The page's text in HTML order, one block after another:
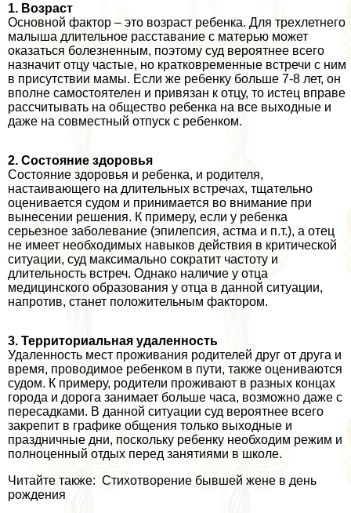
1. Возраст
Основной фактор – это возраст ребенка. Для трехлетнего
малыша длительное расставание с матерью может
оказаться болезненным, поэтому суд вероятнее всего
назначит отцу частые, но кратковременные встречи с ним
в присутствии мамы. Если же ребенку больше 7-8 лет, он
вполне самостоятелен и привязан к отцу, то истец вправе
рассчитывать на общество ребенка на все выходные и
даже на совместный отпуск с ребенком.
2. Состояние здоровья
Состояние здоровья и ребенка, и родителя,
настаивающего на длительных встречах, тщательно
оценивается судом и принимается во внимание при
вынесении решения. К примеру, если у ребенка
серьезное заболевание (эпилепсия, астма и п.т.), а отец
не имеет необходимых навыков действия в критической
ситуации, суд максимально сократит частоту и
длительность встреч. Однако наличие у отца
медицинского образования у отца в данной ситуации,
напротив, станет положительным фактором.
3. Территориальная удаленность
Удаленность мест проживания родителей друг от друга и
время, проводимое ребенком в пути, также оцениваются
судом. К примеру, родители проживают в разных концах
города и дорога занимает больше часа, возможно даже с
пересадками. В данной ситуации суд вероятнее всего
закрепит в графике общения только выходные и
праздничные дни, поскольку ребенку необходим режим и
полноценный отдых перед занятиями в школе.
Читайте также: Стихотворение бывшей жене в день
рождения